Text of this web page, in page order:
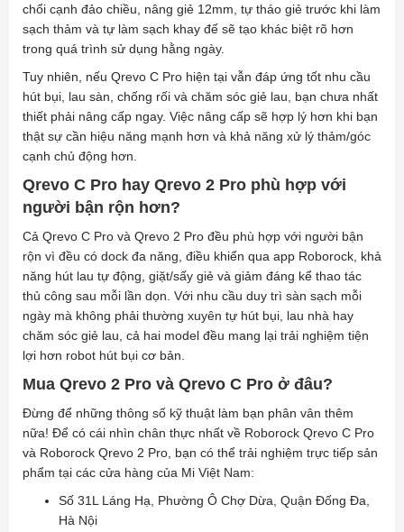
chổi cạnh đảo chiều, nâng giẻ 12mm, tự tháo giẻ trước khi làm
sạch thảm và tự làm sạch khay đế sẽ tạo khác biệt rõ hơn
trong quá trình sử dụng hằng ngày.
Tuy nhiên, nếu Qrevo C Pro hiện tại vẫn đáp ứng tốt nhu cầu
hút bụi, lau sàn, chống rối và chăm sóc giẻ lau, bạn chưa nhất
thiết phải nâng cấp ngay. Việc nâng cấp sẽ hợp lý hơn khi bạn
thật sự cần hiệu năng mạnh hơn và khả năng xử lý thảm/góc
cạnh chủ động hơn.
Qrevo C Pro hay Qrevo 2 Pro phù hợp với
người bận rộn hơn?
Cả Qrevo C Pro và Qrevo 2 Pro đều phù hợp với người bận
rộn vì đều có dock đa năng, điều khiển qua app Roborock, khả
năng hút lau tự động, giặt/sấy giẻ và giảm đáng kể thao tác
thủ công sau mỗi lần dọn. Với nhu cầu duy trì sàn sạch mỗi
ngày mà không phải thường xuyên tự hút bụi, lau nhà hay
chăm sóc giẻ lau, cả hai model đều mang lại trải nghiệm tiện
lợi hơn robot hút bụi cơ bản.
Mua Qrevo 2 Pro và Qrevo C Pro ở đâu?
Đừng để những thông số kỹ thuật làm bạn phân vân thêm
nữa! Để có cái nhìn chân thực nhất về Roborock Qrevo C Pro
và Roborock Qrevo 2 Pro, bạn có thể trải nghiệm trực tiếp sản
phẩm tại các cửa hàng của Mi Việt Nam:
Số 31L Láng Hạ, Phường Ô Chợ Dừa, Quận Đống Đa,
Hà Nội